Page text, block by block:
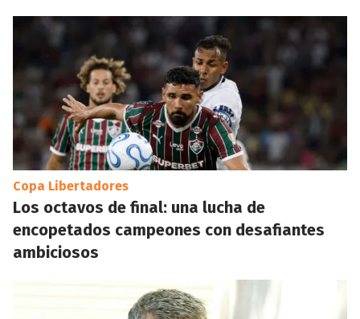
Copa Libertadores
Los octavos de final: una lucha de
encopetados campeones con desafiantes
ambiciosos